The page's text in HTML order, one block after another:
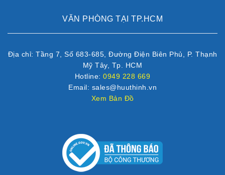
VĂN PHÒNG TẠI TP.HCM
Địa chỉ: Tầng 7, Số 683-685, Đường Điện Biên Phủ, P. Thạnh
Mỹ Tây, Tp. HCM
Hotline:0949 228 669
Email: sales@huuthinh.vn
Xem Bản Đồ